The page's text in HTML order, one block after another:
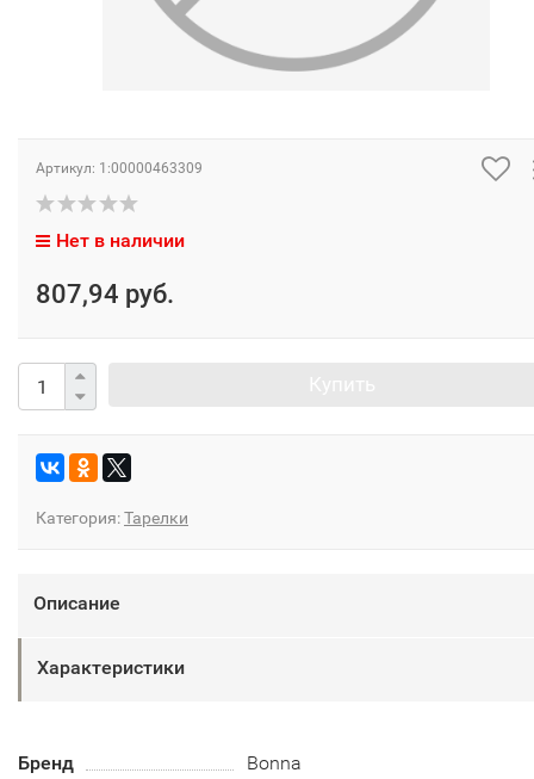
Артикул: 1:00000463309
Нет в наличии
807,94 руб.
Категория:Тарелки
Описание
Характеристики
Бренд
Bonna